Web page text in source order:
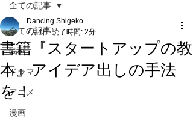
全ての記事
映画
ドラマ
アニメ
漫画
全ての記事
書籍『スタートアップの教
本』アイデア出しの手法
を！
Dancing Shigeko
7月4日 読了時間: 2分